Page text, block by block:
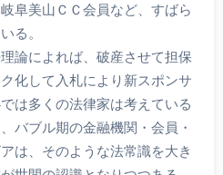
阜美山ＣＣ会員など、すばら
る。
論によれば、破産させて担保
化して入札により新スポンサ
は多くの法律家は考えている
バブル期の金融機関・会員・
は、そのような法常識を大き